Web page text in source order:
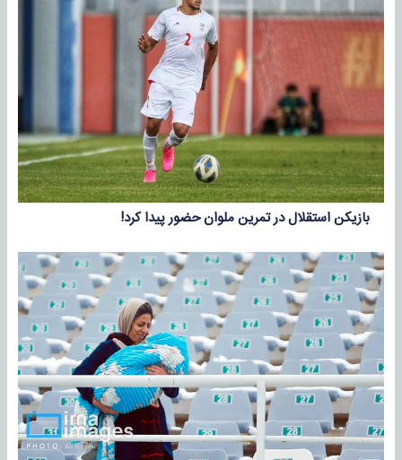
بازیکن استقلال در تمرین ملوان حضور پیدا کرد!